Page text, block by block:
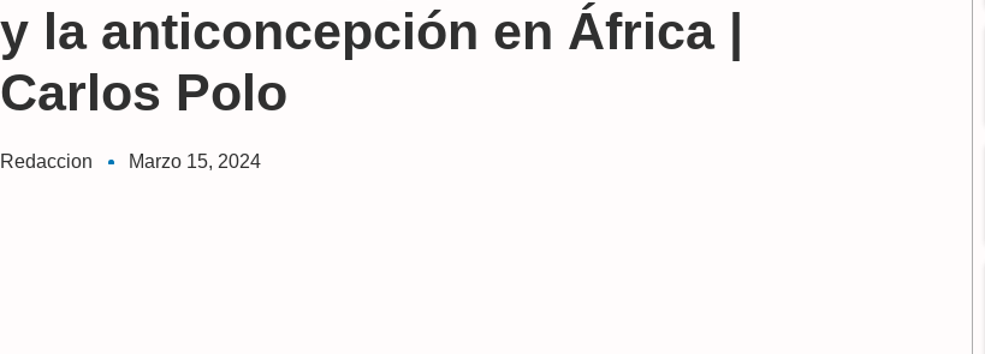
y la anticoncepción en África |
Carlos Polo
Redaccion Marzo 15, 2024